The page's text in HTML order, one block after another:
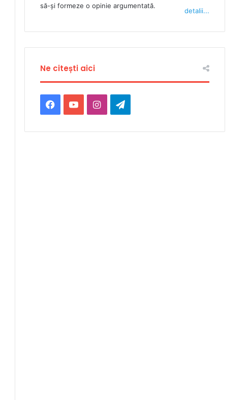
să-şi formeze o opinie argumentată.
detalii...
Ne citești aici
Facebook
YouTubeInstagramTelegram